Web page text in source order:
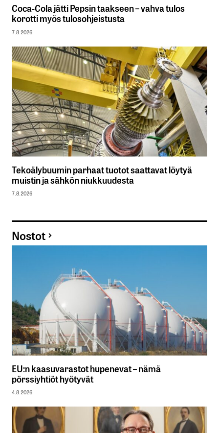
Coca-Cola jätti Pepsin taakseen – vahva tulos
korotti myös tulosohjeistusta
7.8.2026
Tekoälybuumin parhaat tuotot saattavat löytyä
muistin ja sähkön niukkuudesta
7.8.2026
Nostot
EU:n kaasuvarastot hupenevat – nämä
pörssiyhtiöt hyötyvät
4.8.2026